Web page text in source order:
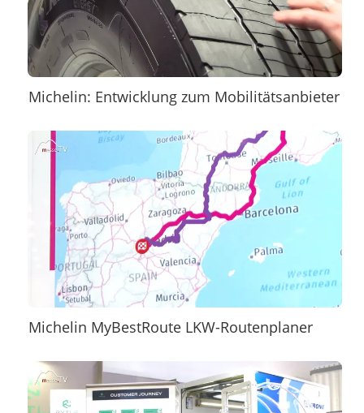
Michelin: Entwicklung zum Mobilitätsanbieter
Michelin MyBestRoute LKW-Routenplaner